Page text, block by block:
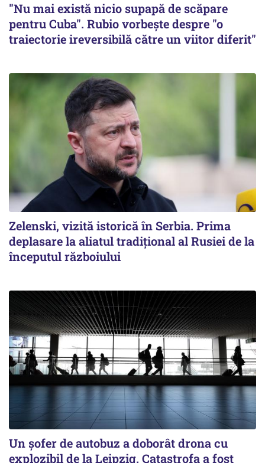
"Nu mai există nicio supapă de scăpare
pentru Cuba". Rubio vorbește despre "o
traiectorie ireversibilă către un viitor diferit"
Zelenski, vizită istorică în Serbia. Prima
deplasare la aliatul tradițional al Rusiei de la
începutul războiului
Un șofer de autobuz a doborât drona cu
explozibil de la Leipzig. Catastrofa a fost